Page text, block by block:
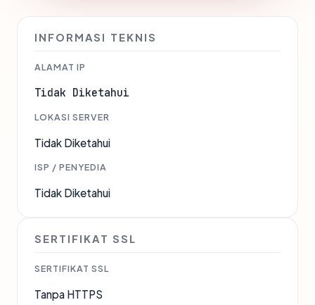
INFORMASI TEKNIS
ALAMAT IP
Tidak Diketahui
LOKASI SERVER
Tidak Diketahui
ISP / PENYEDIA
Tidak Diketahui
SERTIFIKAT SSL
SERTIFIKAT SSL
Tanpa HTTPS